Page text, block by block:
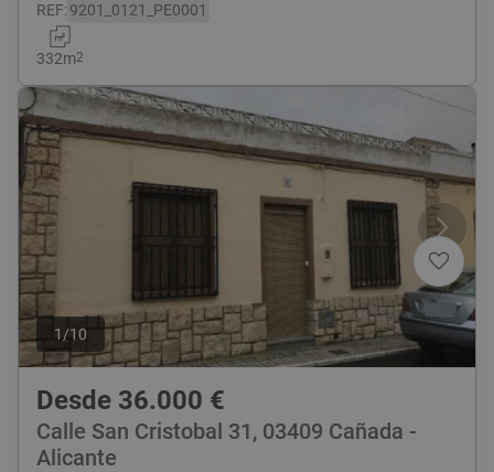
REF:9201_0121_PE0001
332m2
1 /10
Desde 36.000 €
Calle San Cristobal 31, 03409 Cañada -
Alicante